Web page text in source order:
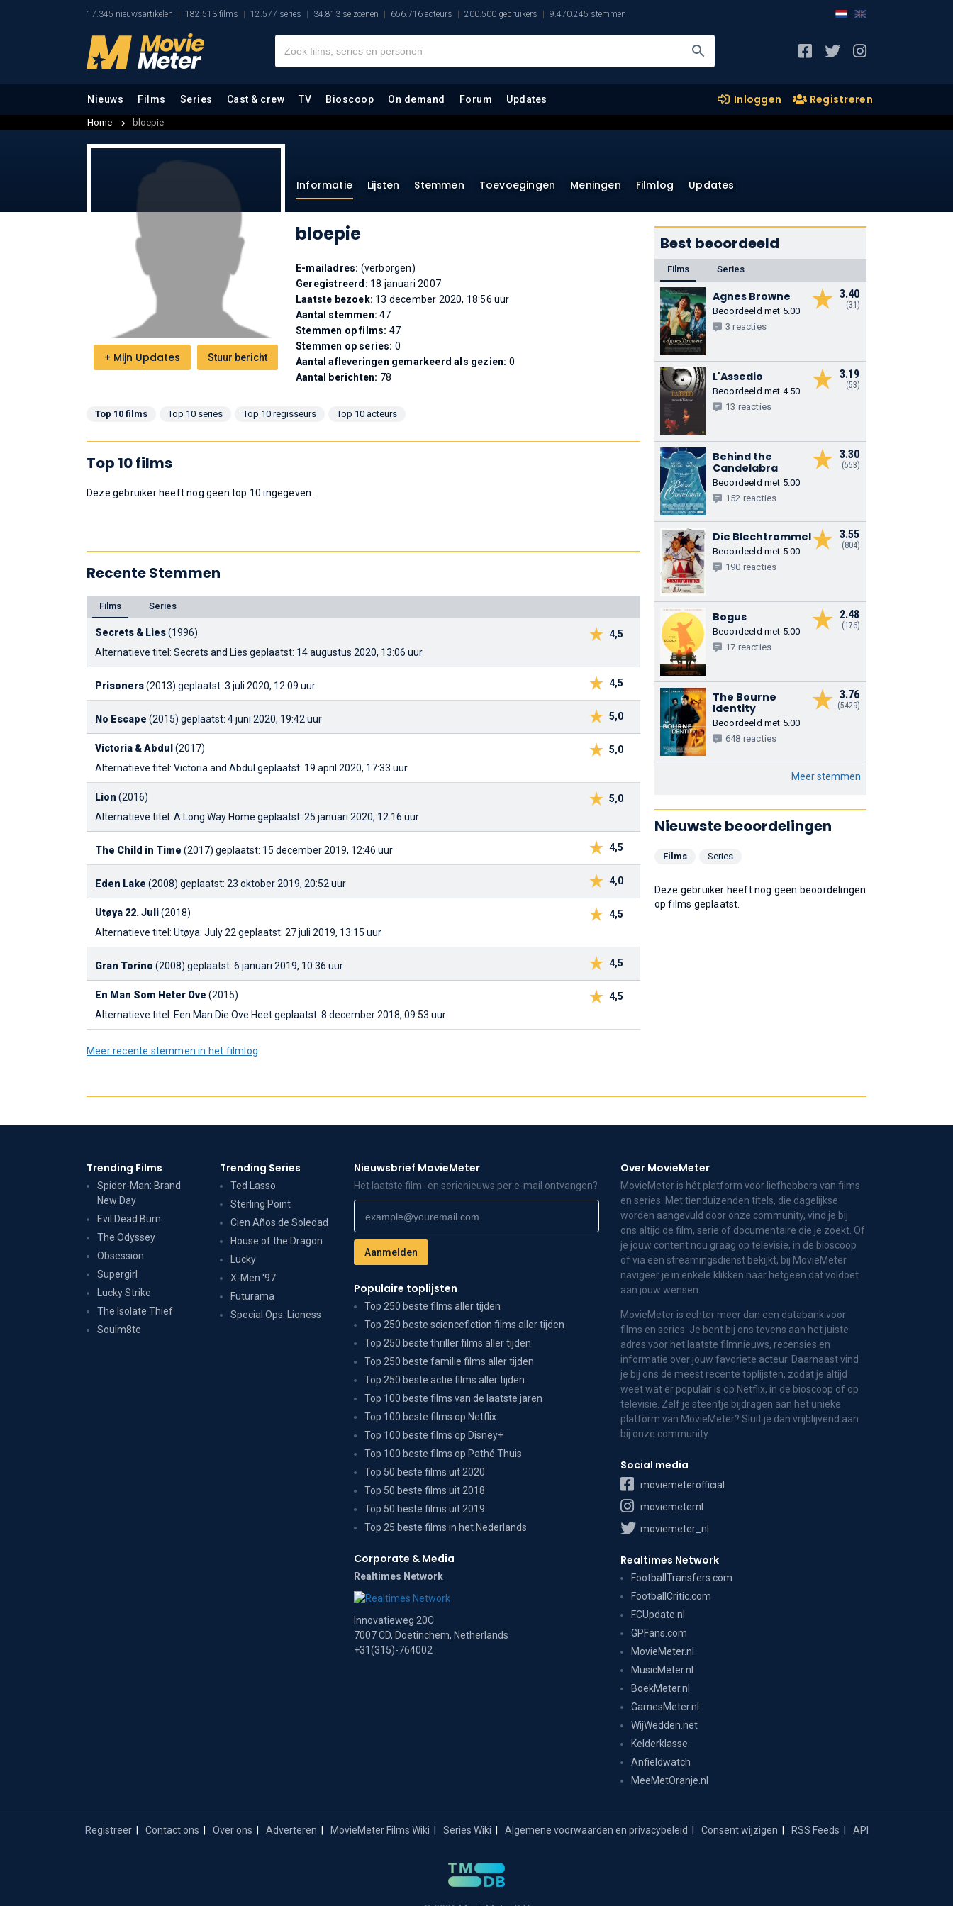
17.345 nieuwsartikelen 182.513 films 12.577 series 34.813 seizoenen 656.716 acteurs 200.500 gebruikers 9.470.245 stemmen
Nieuws Films Series Cast & crew TV Bioscoop On demand Forum Updates Inloggen Registreren
Home bloepie
+ Mijn Updates Stuur bericht
Informatie Lijsten Stemmen Toevoegingen Meningen Filmlog Updates
bloepie
E-mailadres: (verborgen)
Geregistreerd: 18 januari 2007
Laatste bezoek: 13 december 2020, 18:56 uur
Aantal stemmen:47
Stemmen op films: 47
Stemmen op series: 0
Aantal afleveringen gemarkeerd als gezien: 0
Aantal berichten: 78
Top 10 films Top 10 series Top 10 regisseurs Top 10 acteurs
Top 10 films
Deze gebruiker heeft nog geen top 10 ingegeven.
Recente Stemmen
Films Series
4,5
Secrets & Lies(1996)
Alternatieve titel: Secrets and Lies geplaatst: 14 augustus 2020, 13:06 uur
4,5
Prisoners(2013) geplaatst: 3 juli 2020, 12:09 uur
5,0
No Escape (2015) geplaatst: 4 juni 2020, 19:42 uur
5,0
Victoria & Abdul(2017)
Alternatieve titel: Victoria and Abdul geplaatst: 19 april 2020, 17:33 uur
5,0
Lion (2016)
Alternatieve titel: A Long Way Home geplaatst: 25 januari 2020, 12:16 uur
4,5
The Child in Time (2017) geplaatst: 15 december 2019, 12:46 uur
4,0
Eden Lake (2008) geplaatst: 23 oktober 2019, 20:52 uur
4,5
Utøya 22. Juli(2018)
Alternatieve titel: Utøya: July 22 geplaatst: 27 juli 2019, 13:15 uur
4,5
Gran Torino (2008) geplaatst: 6 januari 2019, 10:36 uur
4,5
En Man Som Heter Ove (2015)
Alternatieve titel: Een Man Die Ove Heetgeplaatst: 8 december 2018, 09:53 uur
Meer recente stemmen in het filmlog
Best beoordeeld
Films Series
3.40
(31)
Agnes Browne
Beoordeeld met 5.00
3 reacties
3.19
(53)
L'Assedio
Beoordeeld met 4.50
13 reacties
3.30
(553)
Behind the
Candelabra
Beoordeeld met 5.00
152 reacties
3.55
(804)
Die Blechtrommel
Beoordeeld met 5.00
190 reacties
2.48
(176)
Bogus
Beoordeeld met 5.00
17 reacties
3.76
(5429)
The Bourne
Identity
Beoordeeld met 5.00
648 reacties
Meer stemmen
Nieuwste beoordelingen
Films Series
Deze gebruiker heeft nog geen beoordelingen
op films geplaatst.
Trending Films
Spider-Man: Brand
New Day
Evil Dead Burn
The Odyssey
Obsession
Supergirl
Lucky Strike
The Isolate Thief
Soulm8te
Trending Series
Ted Lasso
Sterling Point
Cien Años de Soledad
House of the Dragon
Lucky
X-Men '97
Futurama
Special Ops: Lioness
Nieuwsbrief MovieMeter
Het laatste film- en serienieuws per e-mail ontvangen?
Populaire toplijsten
Top 250 beste films aller tijden
Top 250 beste sciencefiction films aller tijden
Top 250 beste thriller films aller tijden
Top 250 beste familie films aller tijden
Top 250 beste actie films aller tijden
Top 100 beste films van de laatste jaren
Top 100 beste films op Netflix
Top 100 beste films op Disney+
Top 100 beste films op Pathé Thuis
Top 50 beste films uit 2020
Top 50 beste films uit 2018
Top 50 beste films uit 2019
Top 25 beste films in het Nederlands
Corporate & Media
Realtimes Network
Innovatieweg 20C
7007 CD, Doetinchem, Netherlands
+31(315)-764002
Over MovieMeter
MovieMeter is hét platform voor liefhebbers van films
en series. Met tienduizenden titels, die dagelijkse
worden aangevuld door onze community, vind je bij
ons altijd de film, serie of documentaire die je zoekt. Of
je jouw content nou graag op televisie, in de bioscoop
of via een streamingsdienst bekijkt, bij MovieMeter
navigeer je in enkele klikken naar hetgeen dat voldoet
aan jouw wensen.
MovieMeter is echter meer dan een databank voor
films en series. Je bent bij ons tevens aan het juiste
adres voor het laatste filmnieuws, recensies en
informatie over jouw favoriete acteur. Daarnaast vind
je bij ons de meest recente toplijsten, zodat je altijd
weet wat er populair is op Netflix, in de bioscoop of op
televisie. Zelf je steentje bijdragen aan het unieke
platform van MovieMeter? Sluit je dan vrijblijvend aan
bij onze community.
Social media
moviemeterofficial
moviemeternl
moviemeter_nl
Realtimes Network
FootballTransfers.com
FootballCritic.com
FCUpdate.nl
GPFans.com
MovieMeter.nl
MusicMeter.nl
BoekMeter.nl
GamesMeter.nl
WijWedden.net
Kelderklasse
Anfieldwatch
MeeMetOranje.nl
Registreer Contact ons Over ons Adverteren MovieMeter Films Wiki Series Wiki Algemene voorwaarden en privacybeleid Consent wijzigen RSS Feeds API